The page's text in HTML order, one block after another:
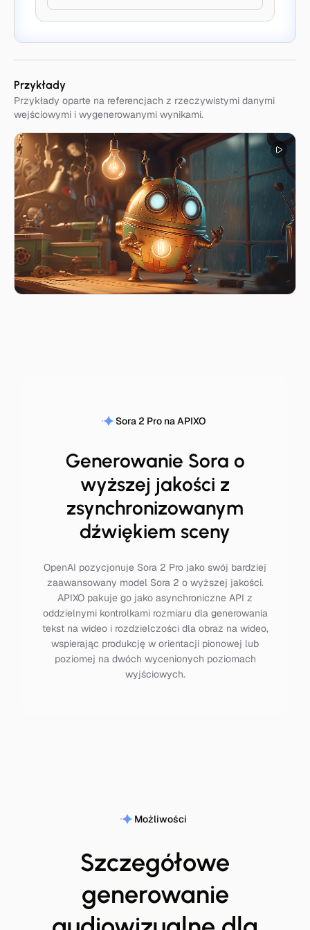
Przykłady
Przykłady oparte na referencjach z rzeczywistymi danymi
wejściowymi i wygenerowanymi wynikami.
Sora 2 Pro na APIXO
Generowanie Sora o
wyższej jakości z
zsynchronizowanym
dźwiękiem sceny
OpenAI pozycjonuje Sora 2 Pro jako swój bardziej
zaawansowany model Sora 2 o wyższej jakości.
APIXO pakuje go jako asynchroniczne API z
oddzielnymi kontrolkami rozmiaru dla generowania
tekst na wideo i rozdzielczości dla obraz na wideo,
wspierając produkcję w orientacji pionowej lub
poziomej na dwóch wycenionych poziomach
wyjściowych.
Możliwości
Szczegółowe
generowanie